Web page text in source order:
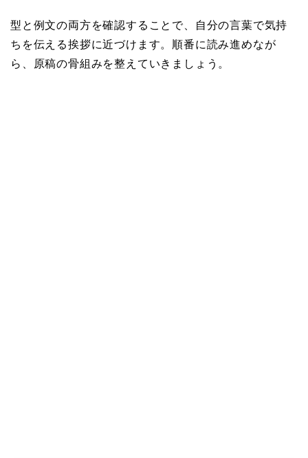
型と例文の両方を確認することで、自分の言葉で気持
ちを伝える挨拶に近づけます。順番に読み進めなが
ら、原稿の骨組みを整えていきましょう。